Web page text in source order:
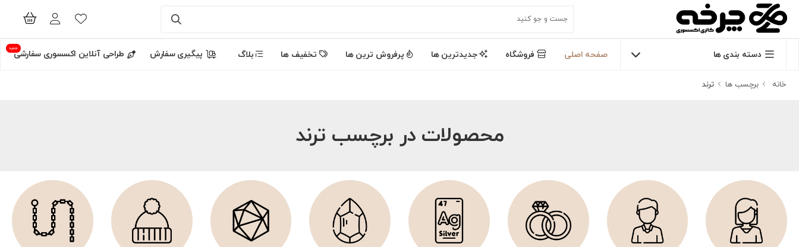
دسته بندی ها صفحه اصلی فروشگاه جدیدترین ها پرفروش ترین ها تخفیف ها بلاگ پیگیری سفارش طراحی آنلاین اکسسوری سفارشی
جدید
خانه برچسب ها ترند
محصولات در برچسب ترند